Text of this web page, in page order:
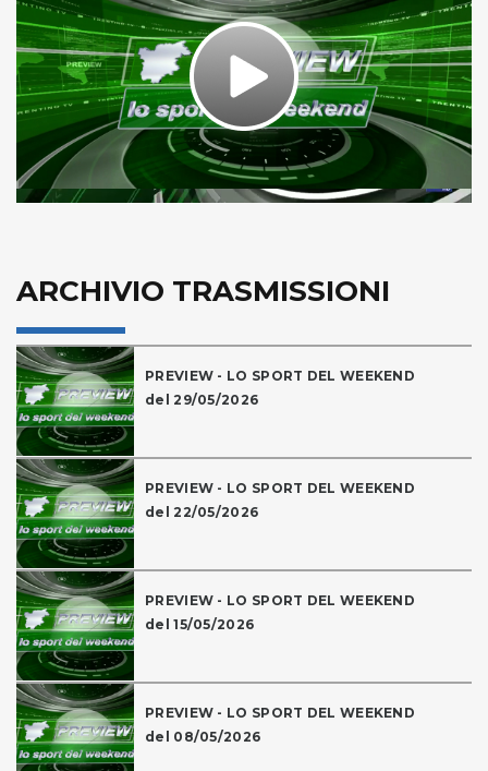
Play
Video
ARCHIVIO TRASMISSIONI
PREVIEW - LO SPORT DEL WEEKEND
del 29/05/2026
PREVIEW - LO SPORT DEL WEEKEND
del 22/05/2026
PREVIEW - LO SPORT DEL WEEKEND
del 15/05/2026
PREVIEW - LO SPORT DEL WEEKEND
del 08/05/2026